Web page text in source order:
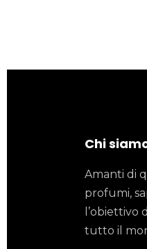
Chi
Amanti di
profumi,
l’obiettivo
tutto il